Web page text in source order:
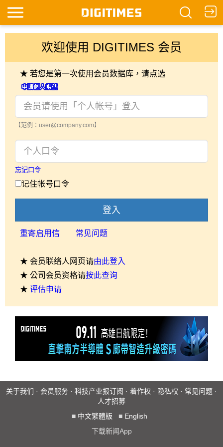
欢迎使用 DIGITIMES 会员
★ 若您是第一次使用会员数据库，请点选
【范例：user@company.com】
忘记口令
记住帐号口令
登入
重寄启用信 常见问题
★ 会员联络人网页请由此登入
★ 公司会员资格请按此查询
★ 评估申请
关于我们 · 会员服务 · 科技产业报订阅 · 着作权 · 隐私权 · 常见问题 ·
人才招募
■ 中文繁體版 ■ English
下载新闻App